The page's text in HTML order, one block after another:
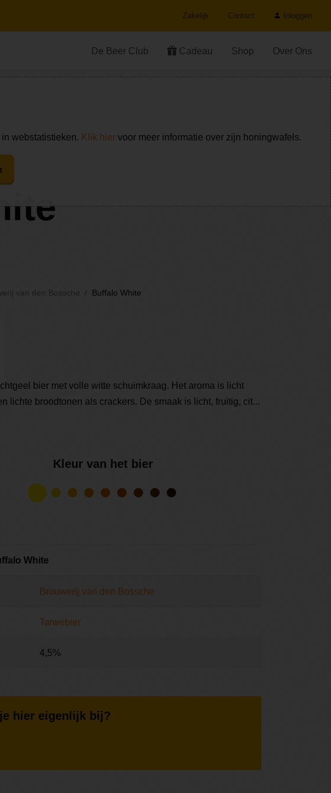
Zakelijk Contact Inloggen
De Beer Club Cadeau Shop Over Ons
van den Bossche Buffalo White
bier met volle witte schuimkraag. Het aroma is licht
lichte broodtonen als crackers. De smaak is licht, fruitig, cit...
Kleur van het bier
White
Brouwerij van den Bossche
Tarwebier
4,5%
hier eigenlijk bij?
webstatistieken. Klik hier voor meer informatie over zijn honingwafels.